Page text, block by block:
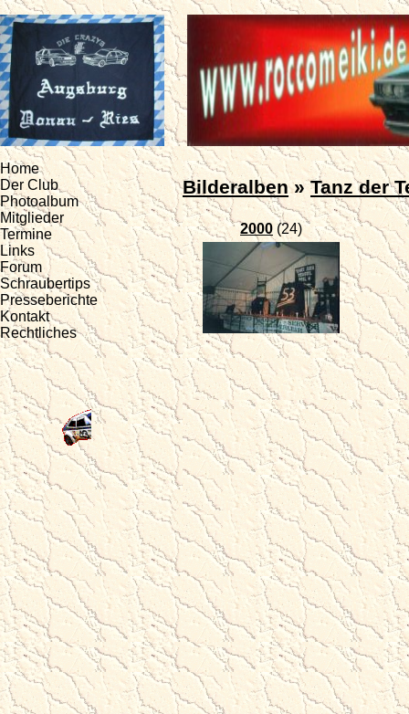
Bilderalben»Tanz der
2000 (24)
Home
Der Club
Photoalbum
Mitglieder
Termine
Links
Forum
Schraubertips
Presseberichte
Kontakt
Rechtliches